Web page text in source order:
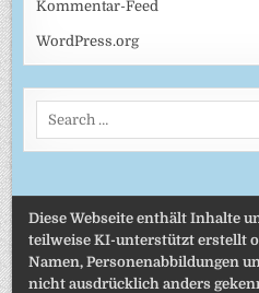
Kommentar-Feed
WordPress.org
Diese Webseite enthält Inhalte
teilweise KI-unterstützt erstellt
Namen, Personenabbildungen
nicht ausdrücklich anders